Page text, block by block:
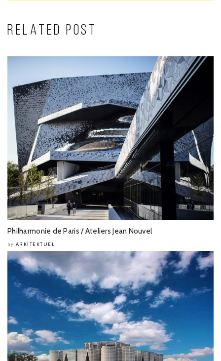
RELATED POST
Philharmonie de Paris / Ateliers Jean Nouvel
by ARKITEKTUEL